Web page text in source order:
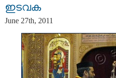
ഇടവക
June 27th, 2011